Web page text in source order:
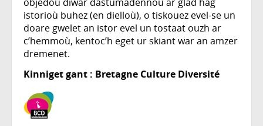
istorioù buhez (en dielloù), o tiskouez evel-se un
doare gwelet an istor evel un tostaat ouzh ar
c’hemmoù, kentoc’h eget ur skiant war an amzer
dremenet.
Kinniget gant : Bretagne Culture Diversité